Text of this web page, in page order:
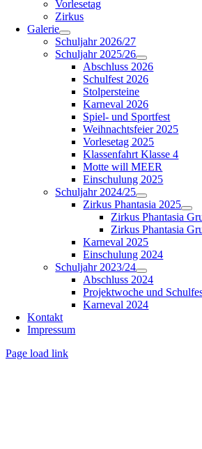
Vorlesetag
Zirkus
Galerie
Schuljahr 2026/27
Schuljahr 2025/26
Abschluss 2026
Schulfest 2026
Stolpersteine
Karneval 2026
Spiel- und Sportfest
Weihnachtsfeier 2025
Vorlesetag 2025
Klassenfahrt Klasse 4
Motte will MEER
Einschulung 2025
Schuljahr 2024/25
Zirkus Phantasia 2025
Zirkus Phantasia
Zirkus Phantasia
Karneval 2025
Einschulung 2024
Schuljahr 2023/24
Abschluss 2024
Projektwoche und
Karneval 2024
Kontakt
Impressum
Page load link